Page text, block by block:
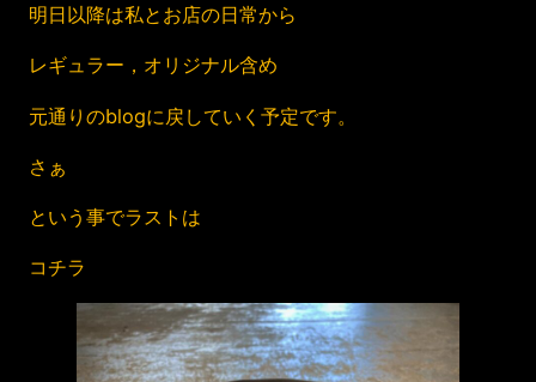
明日以降は私とお店の日常から
レギュラー，オリジナル含め
元通りのblogに戻していく予定です。
さぁ
という事でラストは
コチラ